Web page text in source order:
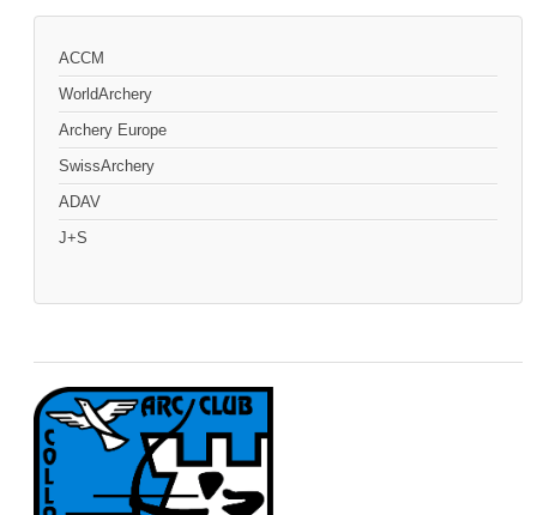
ACCM
WorldArchery
Archery Europe
SwissArchery
ADAV
J+S